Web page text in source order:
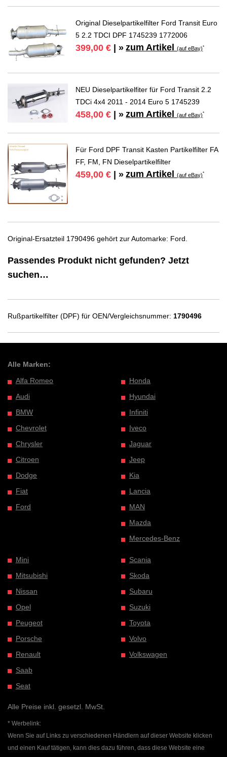
Original Dieselpartikelfilter Ford Transit Euro
5 2.2 TDCI DPF 1745239 1772006
399,00 € | » zum Artikel(auf eBay)*
NEU Dieselpartikelfiter für Ford Transit 2.2
TDCi 4x4 2011 - 2014 Euro 5 1745239
458,00 € | » zum Artikel(auf eBay)*
Für Ford DPF Transit Kasten Partikelfilter FA
FF, FM, FN Dieselpartikelfilter
459,00 € | » zum Artikel(auf eBay)*
Original-Ersatzteil 1790496 gehört zur Automarke: Ford.
Passendes Produkt nicht gefunden? Jetzt
suchen…
Rußpartikelfilter (DPF) für OEN/Vergleichsnummer: 1790496
Alle Marken:
Alfa Romeo
Audi
BMW
Chevrolet
Chrysler
Citroen
Dodge
Fiat
Ford
Honda
Hyundai
Infiniti
Iveco
Jaguar
Jeep
Kia
Lancia
MAN
Mazda
Mercedes-Benz
Mini
Mitsubishi
Nissan
Opel
Peugeot
Porsche
Renault
Saab
Seat
Scania
Skoda
Subaru
Suzuki
Toyota
Volvo
Volkswagen
Alle Preise inkl. gesetzl. MwSt.
* Werbelink:
Wenn Sie auf Links zu verschiedenen Händlern auf dieser Website klicken
und einen Kauf tätigen, kann dies dazu führen, dass diese Website eine